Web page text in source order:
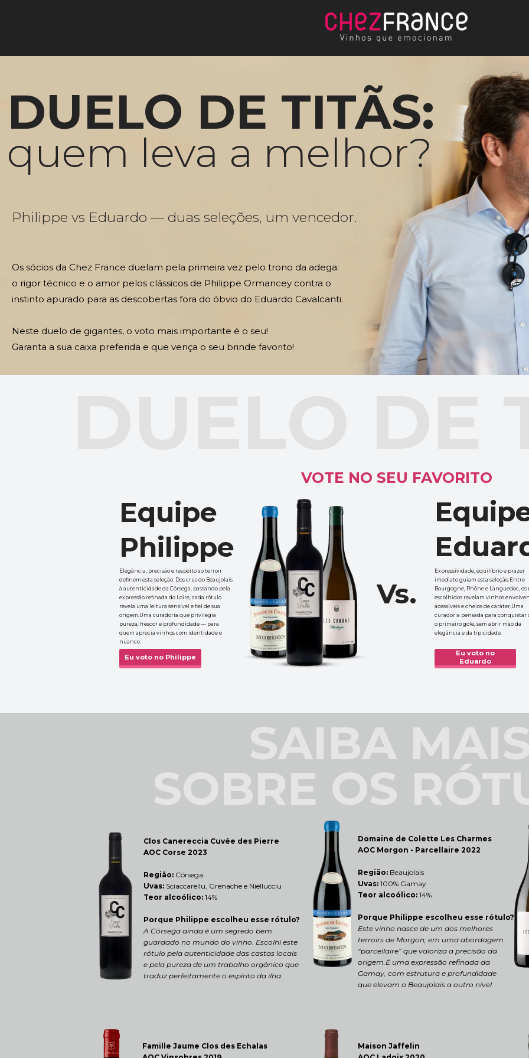
DUELO DE TITÃS:
quem leva a melhor?
Philippe vs Eduardo — duas seleções, um vencedor.
Os sócios da Chez France duelam pela primeira vez pelo trono da adega:
o rigor técnico e o amor pelos clássicos de Philippe Ormancey contra o
instinto apurado para as descobertas fora do óbvio do Eduardo Cavalcanti.
Neste duelo de gigantes, o voto mais importante é o seu!
Garanta a sua caixa preferida e que vença o seu brinde favorito!
VOTE NO SEU FAVORITO
Equipe
Philippe
Elegância, precisão e respeito ao terroir
definem esta seleção. Dos crus do Beaujolais
à autenticidade da Córsega, passando pela
expressão refinada do Loire, cada rótulo
revela uma leitura sensível e fiel de sua
origem.Uma curadoria que privilegia
pureza, frescor e profundidade — para
quem aprecia vinhos com identidade e
nuance.
Expressividade, equilíbrio e prazer
imediato guiam esta seleção.Entre
Bourgogne, Rhône e Languedoc, os
escolhidos revelam vinhos
acessíveis e cheios de caráter.Uma
curadoria pensada para conquistar
o primeiro gole, sem abrir mão da
elegância e da tipicidade.
Vs.
Eu voto no Philippe
Eu voto no
Eduardo
SAIBA
SOBRE OS
Domaine de Colette Les Charmes
AOC Morgon - Parcellaire 2022
Região: Beaujolais
Uvas: 100% Gamay
Teor alcoólico: 14%
Porque Philippe escolheu esse rótulo?
Este vinho nasce de um dos melhores
terroirs de Morgon, em uma abordagem
“parcellaire” que valoriza a precisão da
origem.É uma expressão refinada da
Gamay, com estrutura e profundidade
que elevam o Beaujolais a outro nível.
Clos Canereccia Cuvée des Pierre
AOC Corse 2023
Região: Córsega
Uvas: Sciaccarellu, Grenache e Niellucciu
Teor alcoólico: 14%
Porque Philippe escolheu esse rótulo?
A Córsega ainda é um segredo bem
guardado no mundo do vinho. Escolhi este
rótulo pela autenticidade das castas locais
e pela pureza de um trabalho orgânico que
traduz perfeitamente o espírito da ilha.
Famille Jaume Clos des Echalas
Maison Jaffelin